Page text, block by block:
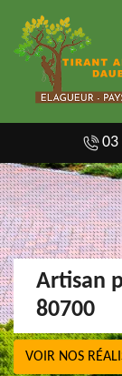
03
Artisan
80700
VOIR NOS